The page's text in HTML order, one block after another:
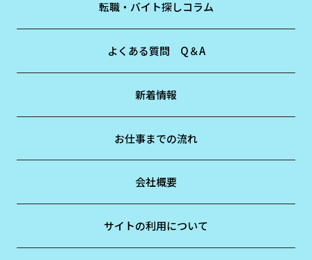
転職・バイト探しコラム
よくある質問 Q＆A
新着情報
お仕事までの流れ
会社概要
サイトの利用について